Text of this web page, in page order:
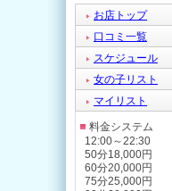
お店トップ
口コミ一覧
スケジュール
女の子リスト
マイリスト
料金システム
12:00～22:30
50分18,000円
60分20,000円
75分25,000円